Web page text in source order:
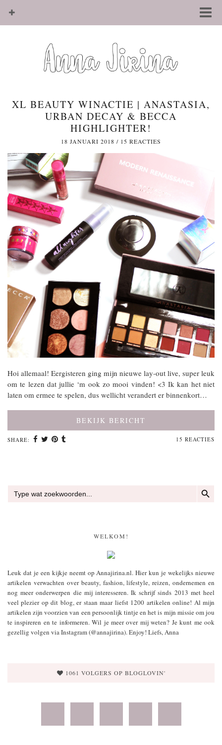
XL BEAUTY WINACTIE | ANASTASIA,
URBAN DECAY & BECCA
HIGHLIGHTER!
18 JANUARI 2018 / 15 REACTIES
Hoi allemaal! Eergisteren ging mijn nieuwe lay-out live, super leuk
om te lezen dat jullie ‘m ook zo mooi vinden! <3 Ik kan het niet
laten om ermee te spelen, dus wellicht verandert er binnenkort…
BEKIJK BERICHT
SHARE: 15 REACTIES
naar:
WELKOM!
Leuk dat je een kijkje neemt op Annajirina.nl. Hier kun je wekelijks nieuwe
artikelen verwachten over beauty, fashion, lifestyle, reizen, ondernemen en
nog meer onderwerpen die mij interesseren. Ik schrijf sinds 2013 met heel
veel plezier op dit blog, er staan maar liefst 1200 artikelen online! Al mijn
artikelen zijn voorzien van een persoonlijk tintje en het is mijn missie om jou
te inspireren en te informeren. Wil je meer over mij weten? Je kunt me ook
gezellig volgen via Instagram (@annajirina). Enjoy! Liefs, Anna
1061 VOLGERS OP BLOGLOVIN'